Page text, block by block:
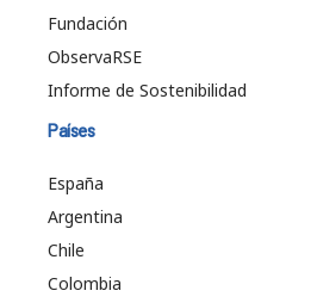
Fundación
ObservaRSE
Informe de Sostenibilidad
Países
España
Argentina
Chile
Colombia